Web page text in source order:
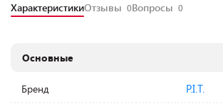
ХарактеристикиОтзывы 0Вопросы 0
Основные
Бренд P.I.T.